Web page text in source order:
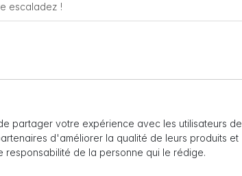
escaladez !
partager votre expérience avec les utilisateurs de
d'améliorer la qualité de leurs produits et
responsabilité de la personne qui le rédige.